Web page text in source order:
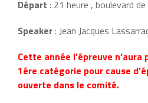
Départ : 21 heure , boulevard
Speaker: Jean Jacques
Cette année l’épreuve
1ére catégorie pour cause
ouverte dans le comité.